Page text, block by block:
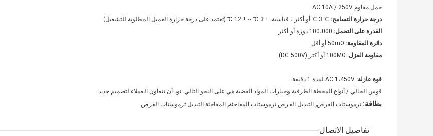
حمل مقاوم AC 10A / 250V
درجة حرارة التسامح: ℃ 3 ℃ أو أكثر ، قياسية: ± 3 ℃ ~ ± 12 ℃ (تعتمد على درجة حرارة العميل المطلوبة للتشغيل)
القدرة على التحمل:
دائرة المقاومة:
مقاومة العزل:
قوة عازلة:
قوس الحالي / أنواع المحطة الطرفية وخيارات المواد القضية هي على النحو التالي. نود أن تتعاون العملاء لتصميم جديد.
بطاقة: ترموستات القرص, التبديل القرص ترموستات المفاجئة, المفاجئة التبديل ترموستات القرص
تفاصيل الاتصال